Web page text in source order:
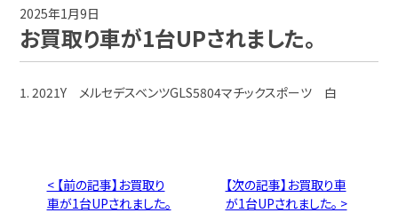
スポーツカー買取実績
2025年1月9日
お買取り車が1台UPされました。
1. 2021Y メルセデスベンツGLS5804マチックスポーツ 白
< 【前の記事】お買取り
車が1台UPされました。
【次の記事】お買取り車
が1台UPされました。 >